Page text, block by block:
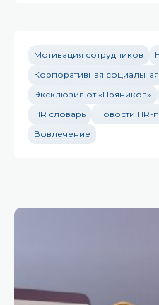
Мотивация сотрудников
Корпоративная социальная
Эксклюзив от «Пряников»
HR словарь
Новости HR-
Вовлечение